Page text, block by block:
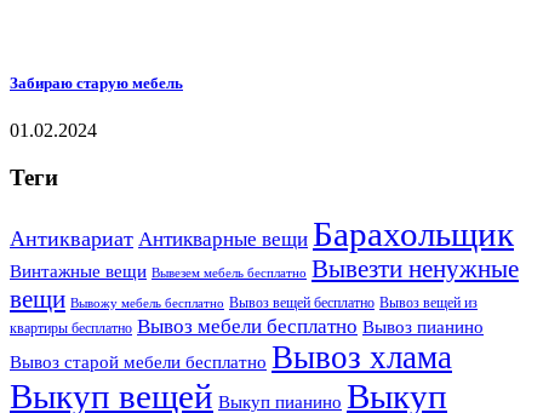
Забираю старую мебель
01.02.2024
Теги
Антиквариат Антикварные вещи Барахольщик
Винтажные вещи Вывезем мебель бесплатно Вывезти ненужные
вещи Вывожу мебель бесплатно Вывоз вещей бесплатно Вывоз вещей из
квартиры бесплатно Вывоз мебели бесплатно Вывоз пианино
Вывоз старой мебели бесплатно Вывоз хлама
Выкуп вещей Выкуп пианино Выкуп